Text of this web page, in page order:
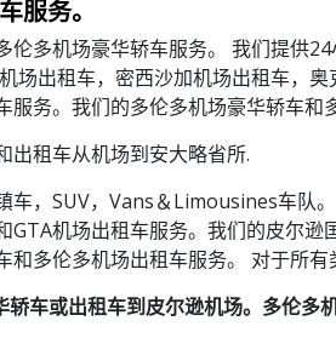
服务。
多机场豪华轿车服务。 我们提供
场出租车，密西沙加机场出租车，
务。我们的多伦多机场豪华轿车和
出租车从机场到安大略省所.
车，SUV，Vans＆Limousines车队
机场出租车服务。我们的皮尔
多伦多机场出租车服务。 对于所
出租车到皮尔逊机场。多伦多机